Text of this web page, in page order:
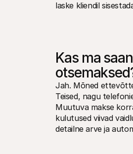
laske kliendil
Kas ma
Jah. Mõned
Teised, nagu
Muutuva makse
kulutused viivad
detailne arve ja